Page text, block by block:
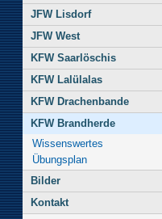
JFW Lisdorf
JFW West
KFW Saarlöschis
KFW Lalülalas
KFW Drachenbande
KFW Brandherde
Wissenswertes
Übungsplan
Bilder
Kontakt